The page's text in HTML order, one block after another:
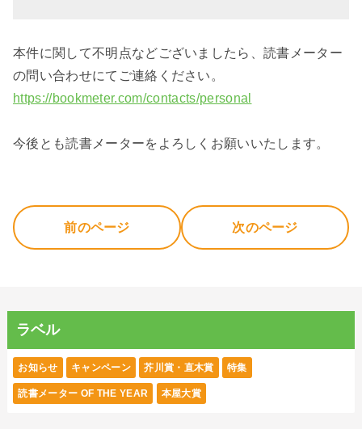
本件に関して不明点などございましたら、読書メーター
の問い合わせにてご連絡ください。
https://bookmeter.com/contacts/personal
今後とも読書メーターをよろしくお願いいたします。
前のページ 次のページ
ラベル
お知らせ キャンペーン 芥川賞・直木賞 特集
読書メーター OF THE YEAR 本屋大賞